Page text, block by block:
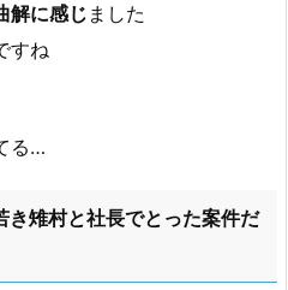
解に感じ ました
すね
る…
き雉村と社長でとった案件だ